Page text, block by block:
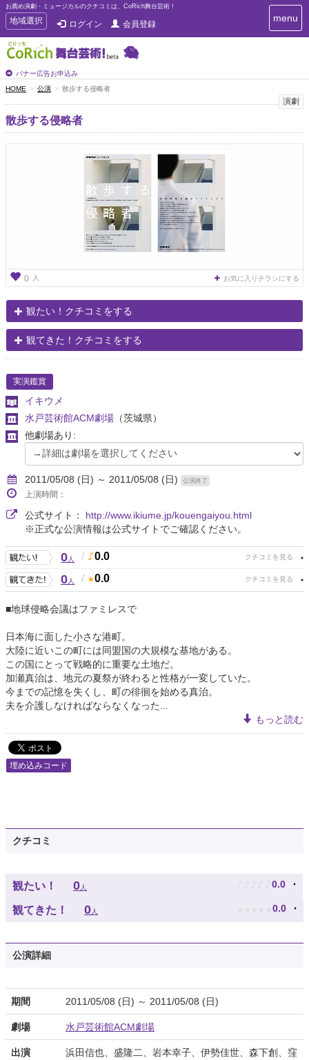
お薦め演劇・ミュージカルのクチコミは、CoRich舞台芸術！
T
o
g
g
e
n
a
v
i
地域選択 ログイン 会員登録
バナー広告お申込み
T
o
i
menu
HOME 公演 散歩する侵略者
演劇
散歩する侵略者
0 人 お気に入りチラシにする
観たい！クチコミをする
観てきた！クチコミをする
実演鑑賞
イキウメ
水戸芸術館ACM劇場 （茨城県）
他劇場あり:
2011/05/08 (日) ～ 2011/05/08 (日) 公演終了
上演時間：
公式サイト： http://www.ikiume.jp/kouengaiyou.html
※正式な公演情報は公式サイトでご確認ください。
0人 / 0.0
0人 / 0.0
■地球侵略会議はファミレスで
日本海に面した小さな港町。
大陸に近いこの町には同盟国の大規模な基地がある。
この国にとって戦略的に重要な土地だ。
加瀬真治は、地元の夏祭が終わると性格が一変していた。
今までの記憶を失くし、町の徘徊を始める真治。
夫を介護しなければならなくなった...
もっと読む
埋め込みコード
クチコミ
観たい！ 0人 ♪ ♪ ♪ ♪ ♪ 0.0
観てきた！ 0人 ★ ★ ★ ★ ★ 0.0
公演詳細
期間 2011/05/08 (日) ～ 2011/05/08 (日)
劇場 水戸芸術館ACM劇場
出演
浜田信也、盛隆二、岩本幸子、伊勢佳世、森下創、窪